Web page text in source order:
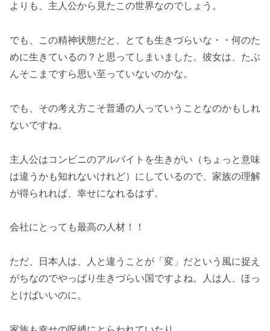
よりも、主人公から見たこの世界なのでしょう。
でも、この精神状態だと、とても生きづらいな・・何のた
めに生きているの？と思ってしまいました。彼女は、たぶ
んそこまですら思い至っていないのかな。
でも、その考え方こそ普通の人っていうことなのかもしれ
ないですね。
主人公はコンビニのアルバイトを生きがい（ちょっと意味
は違うかも知れないけれど）にしているので、家族の理解
が得られれば、幸せになれるはず。
会社にとっても最高の人材！！
ただ、日本人は、人と違うことが「変」だという風に捉え
がちなのでやっぱり生きづらい国ですよね。人は人、ほっ
とけばいいのに。